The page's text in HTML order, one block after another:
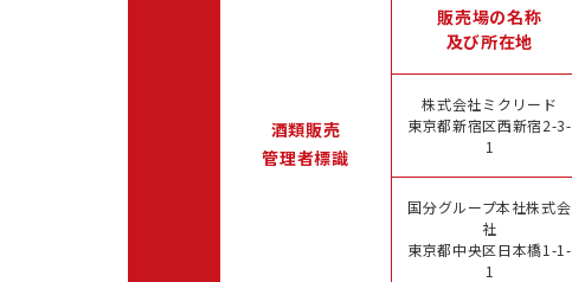
酒類販売
管理者標識
販売場の名称
及び所在地
株式会社ミクリード
東京都新宿区西新宿2-3-
1
国分グループ本社株式会
社
東京都中央区日本橋1-1-
1